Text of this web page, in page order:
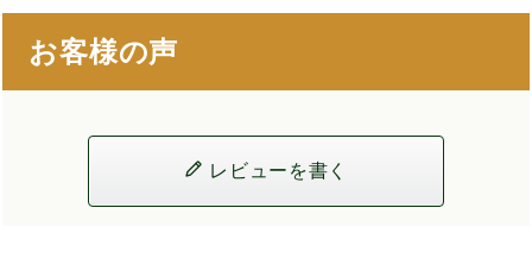
お客様の声
レビューを書く